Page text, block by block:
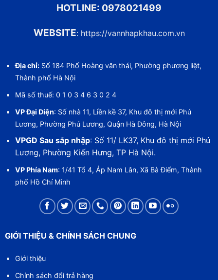
HOTLINE: 0978021499
WEBSITE: https://vannhapkhau.com.vn
Địa chỉ:Số 184 Phố Hoàng văn thái, Phường phương liệt,
Thành phố Hà Nội
Mã số thuế: 0 1 0 3 4 6 3 0 2 4
VP Đại Diện: Số nhà 11, Liền kề 37, Khu đô thị mới Phú
Lương, Phường Phú Lương, Quận Hà Đông, Hà Nội
VPGD Sau sắp nhập: Số 11/ LK37, Khu đô thị mới Phú
Lương, Phường Kiến Hưng, TP Hà Nội.
VP Phía Nam: 1/41 Tổ 4, Áp Nam Lân, Xã Bà Điểm, Thành
phố Hồ Chí Minh
GIỚI THIỆU & CHÍNH SÁCH CHUNG
Giới thiệu
Chính sách đổi trả hàng